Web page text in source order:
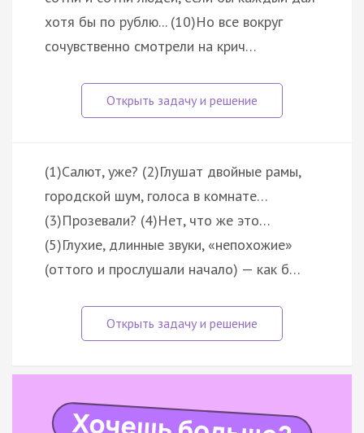
хотя бы по рублю... (10)Но все вокруг
сочувственно смотрели на крич…
(1)Салют, уже? (2)Глушат двойные рамы,
городской шум, голоса в комнате…
(3)Прозевали? (4)Нет, что же это…
(5)Глухие, длинные звуки, «непохожие»
(оттого и прослушали начало) — как б…